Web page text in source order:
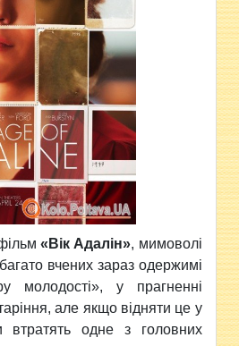
«Вік Адалін», мимоволі
вчених зараз одержимі
молодості», у прагненні
але якщо відняти це у
втратять одне з головних